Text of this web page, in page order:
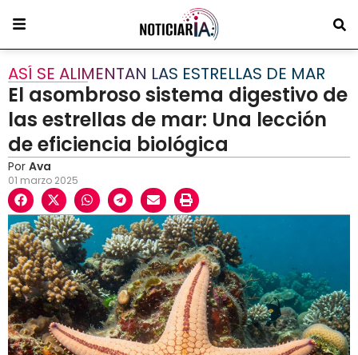
ASÍ SE ALIMENTAN LAS ESTRELLAS DE MAR
El asombroso sistema digestivo de
las estrellas de mar: Una lección
de eficiencia biológica
Por Ava
01 marzo 2025